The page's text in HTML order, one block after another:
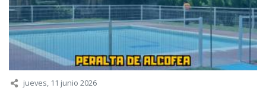
jueves, 11 junio 2026